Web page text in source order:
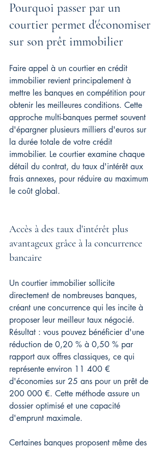
Pourquoi passer par un
courtier permet d'économiser
sur son prêt immobilier
Faire appel à un courtier en crédit
immobilier revient principalement à
mettre les banques en compétition pour
obtenir les meilleures conditions. Cette
approche multi-banques permet souvent
d'épargner plusieurs milliers d'euros sur
la durée totale de votre crédit
immobilier. Le courtier examine chaque
détail du contrat, du taux d'intérêt aux
frais annexes, pour réduire au maximum
le coût global.
Accès à des taux d'intérêt plus
avantageux grâce à la concurrence
bancaire
Un courtier immobilier sollicite
directement de nombreuses banques,
créant une concurrence qui les incite à
proposer leur meilleur taux négocié.
Résultat : vous pouvez bénéficier d'une
réduction de 0,20 % à 0,50 % par
rapport aux offres classiques, ce qui
représente environ 11 400 €
d'économies sur 25 ans pour un prêt de
200 000 €. Cette méthode assure un
dossier optimisé et une capacité
d'emprunt maximale.
Certaines banques proposent même des